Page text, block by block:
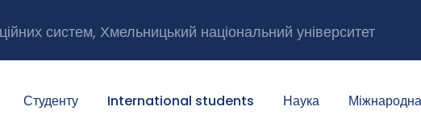
систем, Хмельницький національний університет
Студенту International students Наука Міжнародна